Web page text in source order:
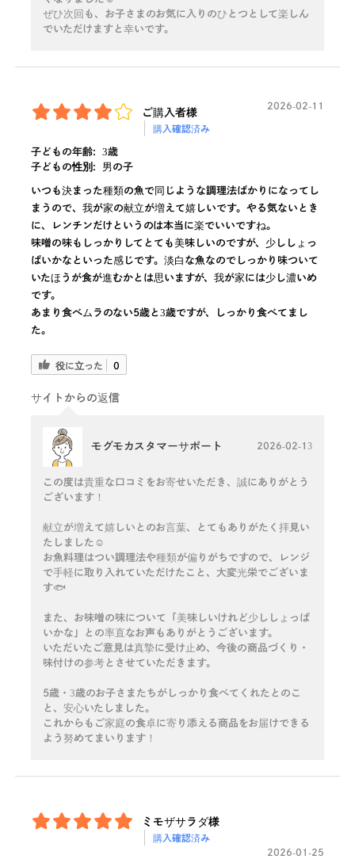
ぜひ次回も、お子さまのお気に入りのひとつとして楽しん
でいただけますと幸いです。
ご購入者様
購入確認済み
2026-02-11
子どもの年齢:
3歳
子どもの性別:
男の子
いつも決まった種類の魚で同じような調理法ばかりになってし
まうので、我が家の献立が増えて嬉しいです。やる気ないとき
に、レンチンだけというのは本当に楽でいいですね。
味噌の味もしっかりしてとても美味しいのですが、少ししょっ
ぱいかなといった感じです。淡白な魚なのでしっかり味ついて
いたほうが食が進むかとは思いますが、我が家には少し濃いめ
です。
あまり食べムラのない5歳と3歳ですが、しっかり食べてまし
た。
役に立った 0
サイトからの返信
モグモカスタマーサポート 2026-02-13
この度は貴重な口コミをお寄せいただき、誠にありがとう
ございます！
献立が増えて嬉しいとのお言葉、とてもありがたく拝見い
たしました☺️
お魚料理はつい調理法や種類が偏りがちですので、レンジ
で手軽に取り入れていただけたこと、大変光栄でございま
す🐟
また、お味噌の味について「美味しいけれど少ししょっぱ
いかな」との率直なお声もありがとうございます。
いただいたご意見は真摯に受け止め、今後の商品づくり・
味付けの参考とさせていただきます。
5歳・3歳のお子さまたちがしっかり食べてくれたとのこ
と、安心いたしました。
これからもご家庭の食卓に寄り添える商品をお届けできる
よう努めてまいります！
ミモザサラダ様
購入確認済み
2026-01-25